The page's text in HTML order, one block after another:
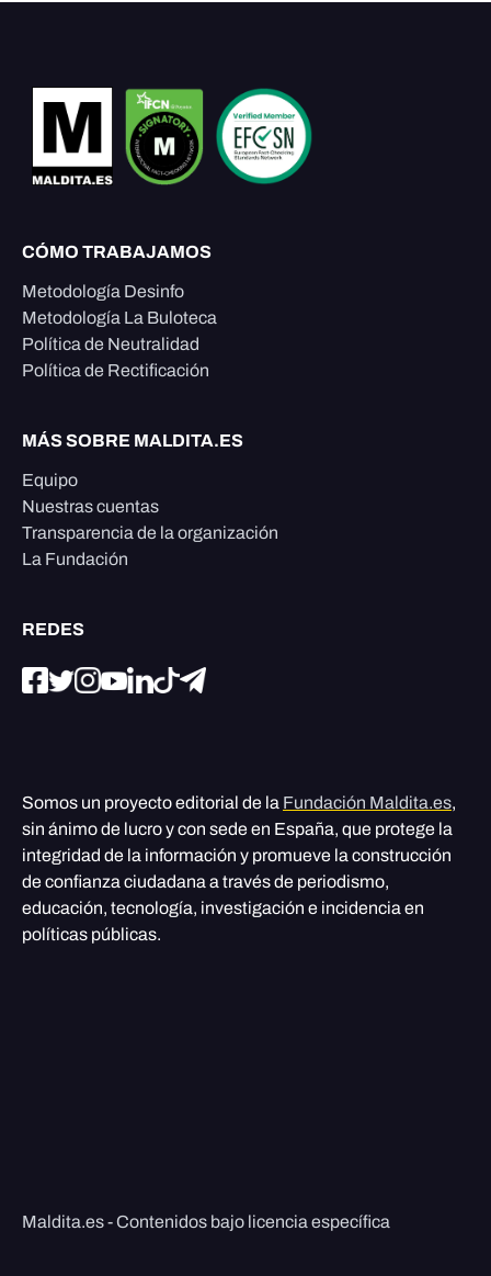
CÓMO TRABAJAMOS
Metodología Desinfo
Metodología La Buloteca
Política de Neutralidad
Política de Rectificación
MÁS SOBRE MALDITA.ES
Equipo
Nuestras cuentas
Transparencia de la organización
La Fundación
REDES
Somos un proyecto editorial de la Fundación Maldita.es,
sin ánimo de lucro y con sede en España, que protege la
integridad de la información y promueve la construcción
de confianza ciudadana a través de periodismo,
educación, tecnología, investigación e incidencia en
políticas públicas.
Maldita.es - Contenidos bajo licencia específica